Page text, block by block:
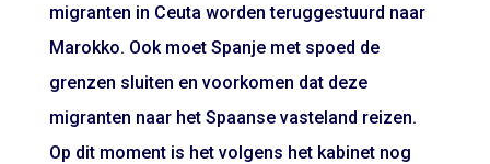
migranten in Ceuta worden teruggestuurd naar
Marokko. Ook moet Spanje met spoed de
grenzen sluiten en voorkomen dat deze
migranten naar het Spaanse vasteland reizen.
Op dit moment is het volgens het kabinet nog